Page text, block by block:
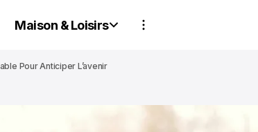
Maison & Loisirs
Pour Anticiper L’avenir